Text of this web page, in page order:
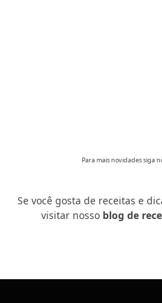
Para mais novidades siga
Se você gosta de receitas e
visitar nosso blog de